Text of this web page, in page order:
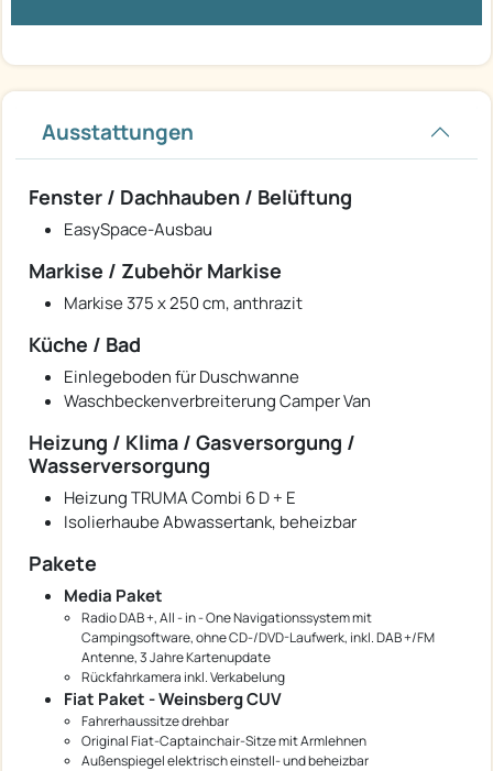
Ausstattungen
Fenster / Dachhauben / Belüftung
EasySpace-Ausbau
Markise / Zubehör Markise
Markise 375 x 250 cm, anthrazit
Küche / Bad
Einlegeboden für Duschwanne
Waschbeckenverbreiterung Camper Van
Heizung / Klima / Gasversorgung /
Wasserversorgung
Heizung TRUMA Combi 6 D + E
Isolierhaube Abwassertank, beheizbar
Pakete
Media Paket
Radio DAB +, All - in - One Navigationssystem mit
Campingsoftware, ohne CD-/DVD-Laufwerk, inkl. DAB +/FM
Antenne, 3 Jahre Kartenupdate
Rückfahrkamera inkl. Verkabelung
Fiat Paket - Weinsberg CUV
Fahrerhaussitze drehbar
Original Fiat-Captainchair-Sitze mit Armlehnen
Außenspiegel elektrisch einstell- und beheizbar